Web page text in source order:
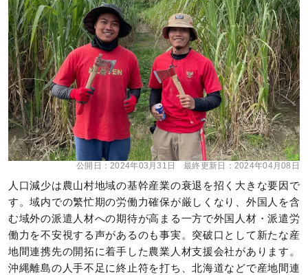
公開日：2024年03月31日 最終更新日： 2024年04月08日
人口減少は農山村地域の基幹産業の衰退を招く大きな要因で
す。域内での繁忙期の労働力確保が厳しくなり、外国人を含
む域外の派遣人材への期待が高まる一方で外国人材・派遣労
働力を不安視する声があるのも事実。突破口として新たな産
地間連携先の開拓に着手した農業人材支援会社があります。
沖縄離島の人手不足に終止符を打ち、北海道などで産地間連